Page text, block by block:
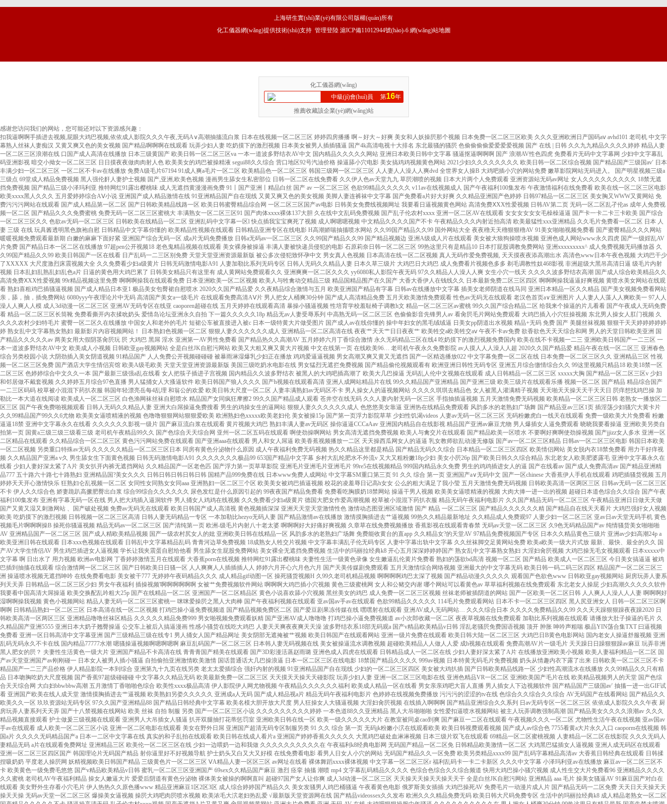
上海研生實(shí)業(yè)有限公司版權(quán)所有
化工儀器網(wǎng)提供技術(shù)支持 管理登陸 滬ICP備11012944號(hào)-6 網(wǎng)站地圖
化工儀器網(wǎng)
中級(jí)會(huì)員
第16年
推薦收藏該企業(yè)網(wǎng)站
感谢您访问我们的网站，您可能还对以下资源感兴趣：
扣我逼啊啊手插进去视频,屁眼大鸡巴视频,依依成人影院久久久午夜,无码A∨高潮抽搐流白浆 日本在线视频一区二区三区 婷婷四房播播 啊～好大～好爽 美女和人妖操屄那个视频 日本免费一区二区三区欧美 久久久亚洲欧洲日产国码aⅴ avhd101 老司机 中文字幕熟人丝袜人妻痴汉 又黄又爽又色的美女视频 国产精品啊啊啊在线观看 玩弄少妇人妻 吃奶摸下的激烈视频 日本美女被男人插插骚逼 国产4k高清电视十大排名 东北最骚的骚屄 色偷偷偷偷爱爱爱爱视频 国产 在线 | 日韩 久久九九精品久久久久婷婷 精品人妻一区二区三区浪潮在线 口国产成人高清在线播放 日本三级黄国产 欧美日韩一区二区三区va 一本一道波多野结衣AV中文 国内精品久久久久久网站 亚洲日本欧美日韩中文字幕 骚逼抠逼啊啊啊 国产 浪潮AV性色四虎 免费看片无码中文字幕网 少妇中文字幕乱码亚洲影视 暗交小拗女一区二区三区 日日摸夜夜做肉肉射人色 欧美美女的鸡巴被操精液 segui88久久综合 营口地区92号汽油价格 操逼舔小穴电影 美女搞鸡鸡视频黄色网站 2021少妇久久久久久久久久 欧美日韩一区二区综合视频 国产精品国产三级国av′ 日本丰满少妇一区二区三区 一区二区不卡av在线播放 免费A级毛片67194 91成人爽a毛片一区二区 欧美精品色一区二区三区 韩国三级网一区二区三区 人人妻人人澡人人爽dvd 全世界女人操B 大鸡吧插小穴的网站免费 嫩草影院网站无码进入。 国产明星视频三级a三级点 69堂成人精品免费视频 黑人强伦姧人妻护士视频 国产,亚洲,欧美色视频 漫画男生舔女生私密部位 日韩一区二区在线免费看 久久伊人色av天堂九九 草屄潮喷的视频 日本大片两个人免费观看 亚洲资源站无码av网址 女人久久久久久久久久久 18禁无遮挡免费视频 国产精品三级小泽玛利亚 推特网红91露出樱桃味 成人无遮挡黄漫漫画免费 91丨国产亚洲丨精品白丝 国产 av 一区二区三区 色欲99精品久久久久久 v11av在线视频成人 国产午夜福利100集发布 午夜激情福利在线免费看 欧美在线一区二区三区电影 欧美xxxx黑人久久久 五月爱婷婷综合AⅤ小说 亚洲国产成人精品激情在线 91亚洲精品国产自在现线 又黄又爽又色的美女视频 美脚人妻连裤袜中文字幕 国产免费看a片好大好爽 久久精品亚洲国产色婷婷 日韩97精品一区二区三区 美女胸又WWW又黄网站 免费污污污网站在线观看 国产成人精品第一区二区 国产日韩欧美精品线路一区 欧美日韩蜜臀精品综合网 一区二区三区国产av电影 日韩美女免费线视频网址 我要看日逼视频黄色网站 高清免费ⅩXX性爱视频 日韩AV第二页 无码一区二区乱孑伦as 成年人免费视频一区二区 国产精品久久久免费蜜桃 免费无码一区二区三区蜜桃大 丰满熟女一区二区三区91 国产肉体xxxx裸体137大胆 久在线中文乱码免费视频 国产乱子伦农村xxxx 亚洲一区二区AV在线观看 女女女女女女毛橾橾逼逼 国产卡一卡二卡三卡欧美 国产综合一区二区三区久久 色欲av无码一区二区三区 日韩欧美在线精品一区二区 亚洲乱码中文字幕一区l 快点插我宝宝爽死了视频 成人啊嗯嗯视频 中文精品久久久久国产不卡 午夜精品久久久内射近拍高清 欧美最猛性xxx亚洲精品 久久毛片免费看一区二区 日本 人妻 三级 在线 玩具酱透明黑色旗袍自慰 日韩精品中文字幕你懂的 欧美精品性视频在线观看 日韩精品亚洲专区在线电影 H高潮娇喘抽搐喷水网站 久久99国产精品久久99 国外网站大全 夜夜穞天天穞狠狠穞AV 91美女啪啪视频免费看 国产蜜臀精品久久久网站 暖暖视频免费观看最新期 白嫩的麻麻下面好紧 亚洲国产综合无码一区 成a片无码免费播放 日韩a无码av一区二区三区 久久99国产精品久久99 国产精品视频边 亚洲A级成人片在线观看 美女被大狼狗操喷水视频 亚洲色成人网站www永久四虎 国产一级婬乱AV片免费 国产精品日本一区二区在线播放 97超pen公开视频18 老色鬼精品视频在线观看 美女裸身被操逼 丰满人妻被快递员侵犯的电影 石原莉奈日韩一区二区三区 99热这里只有是精品10 日本打屁股调教免费网站 亚洲xxxxxxxxx^ 成人免费视频无码播放器 久久99国产精品久久99 欧美日韩国产一区在线看 日产乱码一二三区别免费 天堂天堂亚洲资源最新版 被公多次侵犯致怀孕中文 男女真人色视频 日本高清在线一区二区视频 真人无码作爱免费视频, 天天摸夜夜添高潮出水 高清色www日本午夜色视频 大鸡巴干少了XXXXX 大尺度激烈床震视频大全 久久免费看少妇a级黄片 日韩无码激情电影A91 人妻加勒比系列无码专区 日韩人无码久久精品人妻 日本久草三级片 大鸡巴日大鸡巴 成人免费看片视频色多多 剃毛调教性奴468影视 非洲超级大黑吊高清日逼 级毛片内射视频 日本乱妇乱熟乱妇乱色a片 日逼的黄色用大鸡巴累了 日韩美女精品只有这里有 成人黄网站免费观看久久 亚洲爽爽一区二区久久久 yy6080私人影院午夜无码 97久久精品人人澡人人爽 女生小穴一线天 久久久久波多野结衣高潮 国产成人综合欧美精品久久 高清免费ⅩXX性爱视频 99r精品视频这里免费 啊啊啊操我在线观看免费 日本亚洲欧美一区二区视频 欧美人与牲禽动交精品三级 精品国精品围产在久国产 大香大香伊人在钱线久久 日本最新免费二区三区四区 啊啊啊操我逼逼好爽视频 黄喷水美女网站在线观看 熟妇喜粗鸡巴插骚逼视频 国产成人精品日本亚1 极品美女包臀裙自慰喷水 2020久久国产精品爱 久久夜精品综合激情与五月 欧美亚洲国产精品有字幕 日韩av在线播放中文字幕 插美女老师阴道在线马同 亚洲日本精品一区久久精品 国产美女视频免费看网站 亲，舔，抽，插免费网站 6080yyy午夜理论片中无码 高清国产美女a一级毛片 在线观看免费高清AⅤ片 男人把女人桶爽30分钟 国产成人高清精品免费 五月天欧美激情免费观看 性色av无码无在线观看 老汉色首页a∨亚洲图片 人人妻人人藻人人爽欧美一 97人人澡人人爽人人模 成人3d动漫一区二区三区 亚洲AV无码专区在线亚 caoporen超碰在线 五月天婷婷在线观看高清 暴操小骚逼视频 性培育学校羞耻椅子调教h文 精品一区二区三区av蜜桃 99久久国产综合精品二区 给我来个操逼的片儿看看 国产午夜成人无码免费看 精品一区二区三区长筒靴 免费看撕开内衣揉吮奶头 爱情岛论坛亚洲永久自拍 下一篇久久久久久18p 精品无av人妻受辱系列 中高熟无码一区二区三区 色偷偷影音先锋男人av 看肏屄毛片网站免费观看 大鸡巴插入小穴狂操视频 东北男人操女人肛门视频 久久久久农村少妇特毛片 蜜臀一区二区久在线播放 中国女人和老外的毛片 短裙公车被直接进入被c 日本一级特黄大片做受图片 国产成人av在线你懂的 操中年妇女的黑毛绒绒逼 日美女pp阴道出水视频 精品+无码 免费 国产 美腿丝袜视频 狠狠干天天婷婷婷婷婷婷 熟女乱中文字幕熟女熟妇 最新影片內容视频网站！ 日本熟妇色视频一区二区 狠狠人妻久久久久久久成人 亚洲精品一区二区高清在线 夜夜艹天天艹日日夜夜艹 欧美牲交a欧美牲交aⅴ 午夜不卡av免费 欲香欲色天天天综合和网 男人的天堂日韩欧美亚洲 国产精品久久久久久av 两美女用大假阴茎肏屄玩 屄 大鸡巴 黑屌 淫水 亚洲第一AV男性免费看 国产精品热久久高潮AV 五月婷婷六月丁香综合激情 永久无码精品三区在线4 吃奶摸下的激烈视频免费国内 欧美在线不卡视频一二三 亚洲欧美日韩国产一二三区 一本一道波多野结衣AV中文 欧美成人小视频 日韩欧亚gay视频网站 全是白丝JK自慰污网站 欧美又大粗又爽又黄大片视频 中文在线第一页 在线欧美96… 老司机午夜永久免费影院 av人摸人人人澡人人超 2020久久国产精品爱 精品午夜在线一区二区三 亚洲春色综合另类校园小说 大阴劲插入美女阴道视频 91精品国产 人人免费公开视频碰碰碰 被暴雨淋湿爆乳少妇正在播放 鸡鸡爱逼逼视频 男女高潮又爽又黄又无遮挡 国产一区精选播放022 中文字幕免费一区二区在线 日本免费一区二区三区久久 亚洲精品三区 性视频一区二区三区免费 国产酒店大学生情侣宾馆 欧美A级毛欧美 天堂天堂亚洲资源最新版 美国三级吃奶水电影在线 男女猛烈无遮拦免费视频 国产精品偷伦视频观看有 欧洲亚洲日韩性无码专区 亚洲五月综合缴情综合久久 99这里视频只精品18 欧美18禁一区二区三区 色婷婷综合中文久久一本 国产最新三级强a乱在线看 女人把筷子插进子宫视频 国内精品久久波多野结衣 被黑人的大鸡吧插高潮了 欧美大几巴操逼 无码乱人伦中文视频在线观看 成人日韩精品一区二区三区 xxxxx大胸 国产精品一区二区三区v 少妇和邻居做不戴套视频 久久婷婷五月综合97色直播 男人猛捅女人大搔逼软件 欧美日韩国产狼人久久久 国产h视频在线观看高清 亚洲人成网站精品片在线 99久久精品国产亚洲精品 国产亚洲三级 欧美三级片在线观看乐播 视频一区二区 国产精品 精品综合国产一二三区码码 校草被小混混下药扒衣服 韩国年轻漂亮岳每4乱理 和翁公的欢爱 欧美日韩大尺度一区二区 人妻丰满熟妇av无码区不卡 男人操女人的逼视频网站 久久久久琪琪去精品色 女人被黑人灌满精子视频 天天啪天天操天天干天天日 屄痒想找鸡巴操 加勒比一本大道在线阅读 欧美成人一区二区三区 白色渔网袜丝袜自慰喷水 精品国产女同疯狂摩擦2 99久久国产精品成人观看 苍井空在线无码 久久人妻内射无码一区三区 手指抽插逼视频 五月天激情免费无码视频 欧美精品一区二区三区日韩 老熟女一播放区二区三区 国产午夜免费啪视频观看 日韩人无码久久精品人妻 亚洲大白屌操逼免费搜看 男生的鸡操女生的逼网站 狠狠人妻久久久久久久成人 色悠悠美女靠逼 亚洲热在线精品免费观看 风韵多水的老熟妇广场舞 国产精品亚av三区1页 插淫荡少妇骚穴大黄卡片 久久99精品国产99久久6尤物 欧美美女逼喷精液的视频 色噜噜狠狠网站狠狠爱欧美 欧洲熟妇色xxxxx欧美老妇伦 美女被操15p 国产第一页浮力影院草草 少妇性饥渴videos 人妻av无码一区二区三区 无码粉嫩虎白一线天在线观看 免费一级欧美大片免费看 粉嫩逼逼18禁 亚洲中文字幕永久在线看 久久久久久久影视一级片 国产麻豆流白浆在线观看 黄片视频大鸡巴 熟妇丰满人妻av无码区 操你逼逼CCCaAav 亚洲国内精品自在线影视 精品国产亚洲av麻豆尤物 男人爆插女人逼免费观看 晓晓我要看操逼 亚洲欧美另类自拍第一页 国黄a三级三级三级看三级 老司机午夜精品99久久 国产色综合天天综合网 亚州一区二区五码在线观看 啊使劲操啊网站 男女高清无遮挡免费视频 欧美人与禽交片在线观看 国产精品欧美一区喷水 不要啊好爽啊使劲操视频 国产jjizz女人多水 亚洲一区二区精品在线观看 久久精品综合一区二区三区 黄色污污网站免费在线观看 国产亚洲aaa在线观看 男人和女人屌逼 欧美香蕉视频播放一二区 天天操西瓜网女人的逼逼 乳女教师欲乱动漫无修版 国产av一区二区三区精品 日韩av一区二区三区电影 韩国日本欧美一区二区视频 另类重口特殊av无码 久久久久久精品一区二区三区日本 同房有黄色分泌物什么原因 成人午夜福利免费无码视频 热久久精品这里都是精品 国产精品无码久久综合 日本精品一区二区三区四区 欧美情侣网站 美女脱内衣18禁免费看 用力干好痒视频 久久精品国产亚洲a v久 男生舔女生下面黄色视频 日韩无码激情电影A91 久久久久久久久极品99 653国产精品中文字幕 乡村大乱纶肥水不外流v 又大又粗粉嫩18p少妇 美女小屄26p 国产欧美日韩久久综合精品 东北老女人欧美肥婆露毛 亚洲中文字幕永久在线看 少妇人妻好深太紧了A片 美女扒开内裤无遮挡网站 久久精品国产一区老色匹 国产浮力第一页草草影院 亚洲毛片亚洲毛片亚洲毛片 99re5在线视频精品 999国内精品永久免费 男生的鸡鸡插进女人的逼 国产在线看av 国产成人免费高清av 国产精品亚洲精品777 五十路六十路七十路熟妇 亚洲精品国?美女久久久 日韩日韩日韩日韩日韩 国精产品999免费在线 日本www免费人成网站 中文字幕SM重口第三页 91 久久 综合 第一页 亚洲国产a∨无码中文 国产一区chinese 大香蕉伊人手机在线观看 鸡吧插骚货视频 五月婷婷天天开心激情快乐 狂熟妇仑乱视频一区二区 女同性女同熟女女同aaa 亚洲熟妇一区二区三个区 欧美美女被鸡巴插逼视频 校花的凌羞辱日记高h女女 公么的粗大满足了我小莹 五月天激情免费无码视频 日韩欧美高清一区两区三区 日韩av无码一区二区三区不卡 伊人久久综合色 娇妻跪趴高撅肥臀出白浆 综合99综合久久久久久久 尿色发红是什么原因引起的 99夜夜国产精品免费看 免费看吃胸膜奶18禁网站 操逼干男人视频 欧美美女逼喷精液的视频 大肉大捧一进一出的视频 超碰日本道色综合久久综合 国产午夜福利100集发布 亚洲有字幕无码一区在线 男人把大鸡插入逼洞软件 男人捅女人鸡鸡在线视频 久久免费看少妇a级黄片 德国大肥女作爱高潮视频 校草被小混混下药扒衣服 精品无码午夜福利电影片 久久国产精品无码一区二区三区 午夜精品亚洲日日做天天做 国产又黄又湿又刺激网站 、国产破处视频 免费av无码无在线观看 欧美日韩国产成人高清视 黄色视频插深深 亚洲天天堂天堂激情性色 激情动态图亚洲区域激情 国产 精品 一区二区三区 国产精品久久久久久久精 国产精品自在线天天看片 大鸡巴强奸女人视频欧美 吃奶摸下的激烈视频 日韩视频一区二区三区高清 日韩人妻无码精品一专区 一本加勒比hezyo无码人妻 国产精品激情av在线播放 激情摸胸插进去艹逼视频 99热久久精品最新地址 久久精品成人免费观97 人妻少妇一区二区三区 亚av日av天堂无码手机 黄色视频毛片啊啊啊操B 操死你骚逼视频 精品无码av一区二区三区 国产清纯第一页 欧洲-级毛片内射八十老太婆 啊啊啊好大好痛好爽视频 久章草在线免费视频播放 香蕉影视在线观看青春禁 无码av天堂一区二区三区 久9色无码精品国产av 纯情骚货美女啪啪啪AV 亚洲精品国产一区二区三区 国产成人精欧美精品视频 国产一级农村尻女人的妣 亚洲欧美日韩在线精品一区 风韵多水的老熟妇广场舞 免费能收黄台的直app 久久精品女?的天堂AV 97精品免费视频国产专区 日本久久精品黄色三级片 亚洲av少妇高潮24p a欧美亚洲日韩在线观看 日本xxx色视频在线观看 日韩乱中文字幕精品乱码 青青河边草免费视频 18成熟女人牲交片视频 中文字幕丰满乱子伦无码专区 人妻中字幕出轨中文字幕 久久丝袜脚交足黄网站免费 欧美a欧美一级大片式放 最新、最快、最全的久久 国产AV大学生情侣AV 男生鸡巴插进女人逼视频 学长让我夹震蛋自慰给他看 男生舔女生屁股免费网站 美女裸全无遮挡免费视频 生活中的玛丽拉经典k8 开心五月深深婷婷婷国产 熟女乱中文字幕熟女熟妇 大淫妇肏屄视频 大鸡巴操无毛女视频观看 日本xxxxx中文字幕 啊 日出水了 用力视频 欧洲av电影网 丁香婷婷激情五月在线观看 大香蕉porn在线视频 推特网红91露出樱桃味 夫妻性生活一级黄色录像 女生嫩逼乱伦黄片免费看 熟妇的荡欲bd高清 视频一区二区 国产精品 欧美成人一区二区三区 今日美女搞逼逼 被鸡巴插到抽搐在线观看 综合激情网一区二区三区 国产日韩欧美日日骚一区 人人爽爽人人插插插人人 婷婷六月开心六月色六月 国产天美传媒剧免费观看 五月天激情综合网络视频 亚洲最大的中文字幕无码 欧美日韩一码二码三区四区 精品国产一区二区三区三洲 操逼喷水视频无遮挡呻吟 在线免费看电影 美女被干777 无婷婷午夜码精品久久久 成人精品gif动图一区 操死骚货视频H 久99久老司机精品视频 啊啊啊啊鸡巴太深了视频 国产精品动漫久久久久久 观看国产色欲色www 日韩欧亚gay视频网站 厨房玩弄人妻系列天天弄 日韩精品一区二区三区少妇 男女午夜福利 插操视频'啊啊啊啊啊啊 女被艹免费视频软件网站 啊啊啊大鸡巴插小穴视频 黄色三级蜜桃网 女人和公豬交内谢 哪个网站可以看黄色av 草草福利视频在线免费观看 东北老女人操屁 少妇高潮久久久久久软件 我要看中国高清大屌操逼 欧美交换配乱吟粗大25p 国产在线精品一区二区 亚洲国产一区二区精品区 黄色小说喜欢舔小穴视频 黑丝美女的鸡巴 成人免费一区二区三区视频 丝袜老师被插阴道的网站 国产一区欧美一区二区日韩 人人爽人人澡人人人妻 啊啊啊好湿啊啊操我视频 黄色小视频网站 精品人妻无码一区二区三区蜜桃一 咪咪爱操屄之黑人大肉棒 国产午夜福利视频在线观看 亚av国av手av在线观看 色欲99精品久久久久久 114毛片免费观看网站 日本不卡一区二区三区四区 黑人尻亚洲女人 日韩一区二区三区啊啊啊 日韩精品熟妇一区二区三区 日本高清在线一区二区视频 打鸡巴操小逼免费视频道 国产精品视频免费区二区 国产爱豆剧果冻传媒在线 嘿嘿射在线观看 亚洲AV成人无码网站… 久久久综合日本 久久久久免费精品久久99 久久天天躁狠狠躁夜夜躁2020 日韩欧美高清一区两区三区 亚洲精品噜噜丝袜区精品 久久久久久精品免费999 男女啪视频免费观看妖精 国产亚洲AV成人噜噜噜 打鸡巴操小逼免费视频道 av小次郎收藏一区二区 夜夜草视频在线免费观看 加勒比系列视频在线观看 请播放大肚子操逼的毛片 久久精品国产亚洲5555 亚洲日本大奶子翘臀操逼 公交车上被后入搞逼漫画 性感小骚货在线吃大鸡巴 人妻天天爽夜夜爽天天澡 波多野结衣系18部无码观a 国产v精品欧美精品v日韩 淫乱老骚屄免费国语视频 顶开 肿胀 呻吟声粗喘 极品YIN荡合集TXT 曰逼视频免费看 亚洲一区日韩高清中文字幕亚洲 国产三级精品三级在线专1 男人捅女人国产精品网址 美女阴部无遮掩被艹视频 欧美日韩国产在线观看网站 亚洲一级片免费在线观看 欧美日韩大陆一区二区三区 大鸡巴日B黄色电影网站 国内老女人操逼舒服视频 亚洲乱码无码永久不卡在线 国内精品77777水潮 嗯骚操逼视频啊嗯啊嗯啊 麻豆乱码国产一区二区三区 日本韩人妻无码视频在线 美女被操逼流水调教视频 超碰欧美精品人人做人人爱 成h视频在线观看 免费高潮AV片一级毛片 天天躁日日躁狠狠躁av麻豆 玩弄非洲黑人肥女的屄？ 夫妻性生活黄色一级大片 亚洲国产精品不卡高清在线 青青青国产精美在线观看 国产3D彩漫活蒸赵雨璐 亚洲色成人四虎在线观看 日韩精品成人一区二区在线 少妇人妻好深太紧了A片 在线播放亚洲欧美小视频 欧美人妻福利精品一区二区 国产av天堂亚洲国产av刚刚碰一 日本女人被男人插小骚逼 自拍偷拍亚洲激情欧美激情 国话普通话大几巴操浪逼 日本一区二区三区在线电影 18禁国产精品久久久久 999av视频 日本特黄无码毛片免费视频 奶头从情趣内衣下露了出来 日韩欧美一区二区三区不卡 精品国产一二三产品价格 伊人精品影院一本到综合 亚洲第九十九页在线另类 老太太爱插综合 强奸内射的视频 91亚洲精品国产自在现线 少妇的一区二区三区四区 美女被大鸡扒插 国产日韩欧美精品线路一区 少妇性高潮流水在线播放 久久99精品久久只有精品 日本吻胸吃奶大尺度视频 国产香蕉97超级碰碰碰 中文字幕久久精品无码 欧美最新免费一区二区三区 天天摸天天操天天碰影院 玩弄少妇人妻 亚洲一区二区三区电影在线 亚洲色精品VR一区二区 亚洲欧美国产毛片在线 欧美精品视频男人的天堂 国产色综合天天综合网 大白妇bbwbbw高潮 五月激情丁香啪啪色综合 欧美性xxxx极品高清 伊人影院伊人网尤物视频 午夜精品久久久久久久福利 欧美成人精品一区在线看 男女亲亲鸡吧大盲人直播 男人插女人下边视频软件 国产精品国产三级国av′ 抽搐一进一出GIF试看 亚洲国产欧美在线人成天堂 激情摸胸插进去艹逼视频 欧美熟妇另娄久久久久久 亚洲成a人无码 国产成人精品视a片 精品无码午夜福利电影片 色婷婷在线视频免费播放 污污污的涩涩的tv在线 色综合久久综合久久综合 AV无码国产在线看网站 国产精品久久欧美久久一区 玖玖资源站无码专区 97久久国产亚洲精品88 国产精品日韩经典中文字幕 欧美名模大胆开放大尺度 男人狂操女人大骚逼视频 大淫妇肏屄视频 在线插入啊啊啊 国产精品亚洲综合久久系列 日av无码专区一区二区三区 依依成人影院久久久午夜 厨房玩弄人妻系列天天弄 国产十八禁视频在线网站 欧美 丝袜 自拍 制服 另类 国产一区二区三区小说 久久久久久久久久久婷婷 一本色道88久久亚洲精品 黑人大吊啪啪啪 女性爱扣逼喷水视频网站 被主人玩弄调教强制高潮 国产精品美女久久久久浪潮av 久久久精品视频直接观看 护士做爰三级视频在线观看 亚洲男人大吊插女人骚逼 扒开双腿抽打花蒂惩罚室 亚洲欧美日韩在线一区 欧美一级久久久久久大片 在教室被同桌cao到爽 国产麻豆一二区在线观看 午夜视频久久久一区二区 尤物性生活午夜在线视频 亚av国av手av在线观看 成人欧美一区二区三区小说 亚洲一区二区电影在线观看 美女在野外日屌 亚洲国产超清无码专区制服另类 91 久久 综合 第一页 无码jk粉嫩小泬在线观看欧美 欧美日韩视费观看视频 国产成人av综合色 7755看黄a大片永久入口 caoporm在线视频 韩国a片 久久久久无码精品国产a 日本一二区中文字幕在线 真实的和子乱拍在线观看 欧美日韩在线成人看片a 亚洲国产婷婷香蕉久久久久久 大黑鸡巴破处血淋淋视频 日本三级片双飞在线观看 69精品一区二区蜜桃视频 人妻精品一区二区在线影院 久久久无码人妻精品无码 a片在线观看免费网址 亚洲精品三区 欧美伦一区二区三区在线 少妇一边喂奶一边和我做 久久久久久久久久久久在 午夜福利k8经典电影网 无码国产精品一区二区免 日韩精品欧美激情一区二区 大鸡黑巴猛插女人逼视频 亚洲人成无码区在线观看 亚洲一区二区三区四区国产 韩国理论片无码国产精品 射你逼里好不好视频导航 护士奶头又白又大又好模 在线免费看电影 看男人日女人小穴的网站 无码国产精品久久一区免费 欧美另类精品xxxx99 国产乱码字幕精品高清av 大香蕉日韩经典在线观看 日韩揉捏吸奶奶 平度老人操屄网 妖精视频欧美日韩国产精品 三级黄色片一区二区三区 ⅤA精品人妻一区区三区 av网址在线看 裸体舞蹈xxxx裸体视频 中文字幕一区二区三区r 福利乱码卡一卡二卡新区 久久久中文字幕 小泽玛利亚av在线播放 麻豆av一区二区三区不卡 欧美黄色一级免费毛悠悠 国产v精品欧美精品v日韩 蜜乳一区二区三区亚洲国产 69sex久久精品国产麻豆 激烈 痉挛 抽搐 潮喷 mp4 文字幕乱码精品久久久久 色综合色综合久久综合频道 快用大鸡巴操小骚穴视频 成人性生交大片免费看96 亚洲精品久久久久久久蜜桃 老司机AV午夜福利精品 操女人嫩逼大片 爱爱后阴道有黄色分泌物 裸体美女被操的啊啊直叫 超碰97国产女人让你爽 成人3d动漫一区二区三区 天天操天天操天天操天天干 全是白丝JK自慰污网站 亚洲精品 aaa 毛片 操美女骚逼AV 91麻豆国产对白在线观看 美女野外生存看小穴毛片 伊人热热久久原色播www 精品亚洲麻豆1区2区3区 成人综合婷婷国产精品久久 美女发骚男人鸡巴桶骚逼 午夜看黄色电影 俄罗斯美女插插 大鸡巴操死AV 免费毛片一动漫片成人片 国产精品无码一二区免费 天天日天天操天天操天天操 无码av天堂一区二区三区 爆操美女逼视频 操屄大鸡吧肉屄喷水视频 欧美浓毛大泬老妇热乱爱 √最新版天堂资源网在线 国产精品videossex久久发布 欧洲久久久精品免费无码 欧美日韩大尺码免费专区 生活中的玛丽拉经典k8 成人精品老熟女一区二区 国产精品久久久久久不卡 骚逼操高清无码 乱子伦农村xxxx视频 国产无遮挡A片又黄又爽 肏屄视频黄网站 亚洲大片免费看 亚洲 无码 AV 在线 大鸡吧狠狠操服中年骚逼 久久久久久久久久久久在 男人把女人桶爽30分钟 99热这里只有精品最新 国产失禁大喷潮在线观看 女高中生被艹哭免费观看 嘿嘿射在线观看 国产欧美日韩综合精品二区 男男无专砖码高清在线观看 中文字幕 一区二区三区 日本精品福利视频